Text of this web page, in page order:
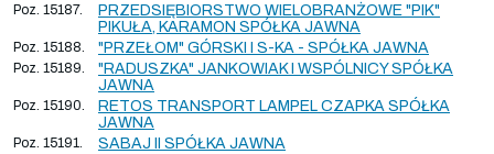
Poz. 15187.
PRZEDSIĘBIORSTWO WIELOBRANŻOWE "PIK"
PIKUŁA, KARAMON SPÓŁKA JAWNA
Poz. 15188. "PRZEŁOM" GÓRSKI I S-KA - SPÓŁKA JAWNA
Poz. 15189.
"RADUSZKA" JANKOWIAK I WSPÓLNICY SPÓŁKA
JAWNA
Poz. 15190.
RETOS TRANSPORT LAMPEL CZAPKA SPÓŁKA
JAWNA
Poz. 15191. SABAJ II SPÓŁKA JAWNA